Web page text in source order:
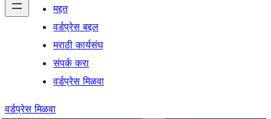
मद्दत
वर्डप्रेस बद्दल
मराठी कार्यसंघ
संपर्क करा
वर्डप्रेस मिळवा
वर्डप्रेस मिळवा